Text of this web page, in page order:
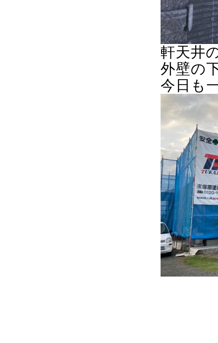
軒天井
外壁の
今日も